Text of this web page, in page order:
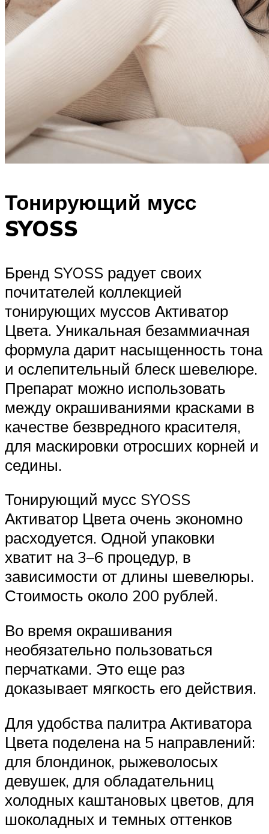
Тонирующий мусс
SYOSS
Бренд SYOSS радует своих
почитателей коллекцией
тонирующих муссов Активатор
Цвета. Уникальная безаммиачная
формула дарит насыщенность тона
и ослепительный блеск шевелюре.
Препарат можно использовать
между окрашиваниями красками в
качестве безвредного красителя,
для маскировки отросших корней и
седины.
Тонирующий мусс SYOSS
Активатор Цвета очень экономно
расходуется. Одной упаковки
хватит на 3–6 процедур, в
зависимости от длины шевелюры.
Стоимость около 200 рублей.
Во время окрашивания
необязательно пользоваться
перчатками. Это еще раз
доказывает мягкость его действия.
Для удобства палитра Активатора
Цвета поделена на 5 направлений:
для блондинок, рыжеволосых
девушек, для обладательниц
холодных каштановых цветов, для
шоколадных и темных оттенков